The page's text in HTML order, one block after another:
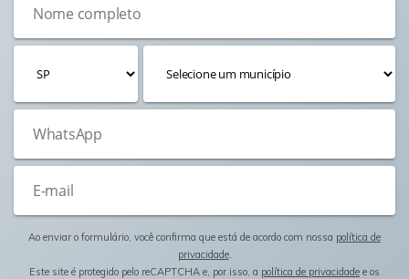
Ao enviar o formulário, você confirma que está de acordo com nossa política de
privacidade.
Este site é protegido pelo reCAPTCHA e, por isso, a política de privacidade e os